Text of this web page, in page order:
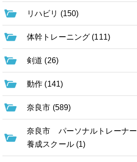
リハビリ (150)
体幹トレーニング (111)
剣道 (26)
動作 (141)
奈良市 (589)
奈良市 パーソナルトレーナー
養成スクール (1)